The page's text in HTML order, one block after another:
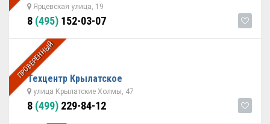
Ярцевская улица, 19
8 (495) 152-03-07
ПРОВЕРЕННЫЙ
Техцентр Крылатское
улица Крылатские Холмы, 47
8 (499) 229-84-12